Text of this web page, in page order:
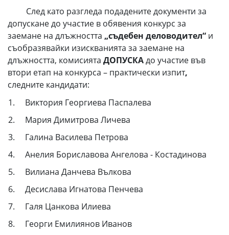
След като разгледа подадените документи за
допускане до участие в обявения конкурс за
заемане на длъжността „съдебен деловодител“ и
съобразявайки изискванията за заемане на
длъжността, комисията ДОПУСКАдо участие във
втори етап на конкурса – практически изпит,
следните кандидати:
1. Виктория Георгиева Паспалева
2. Мария Димитрова Личева
3. Галина Василева Петрова
4. Анелия Бориславова Ангелова - Костадинова
5. Вилиана Данчева Вълкова
6. Десислава Игнатова Пенчева
7. Галя Цанкова Илиева
8. Георги Емилиянов Иванов